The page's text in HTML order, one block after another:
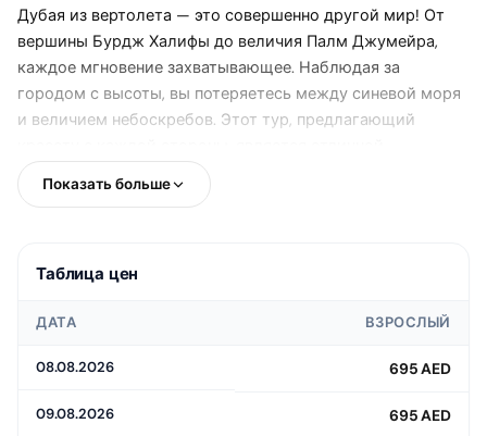
Дубая из вертолета — это совершенно другой мир! От
вершины Бурдж Халифы до величия Палм Джумейра,
каждое мгновение захватывающее. Наблюдая за
городом с высоты, вы потеряетесь между синевой моря
и величием небоскребов. Этот тур, предлагающий
возможностью для того, чтобы узнать Дубай
собственными глазами!
Что предлагает вам этот уникальный опыт?
Дубая из вертолета — это совершенно другой мир! От
вершины Бурдж Халифы до величия Палм Джумейра,
городом с высоты, вы потеряетесь между синевой моря
Показать больше
Таблица цен
ДАТА ВЗРОСЛЫЙ
08.08.2026 695 AED
09.08.2026 695 AED